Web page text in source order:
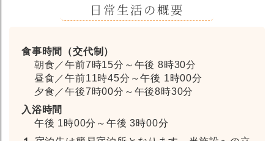
日常生活の概要
食事時間（交代制）
朝食／午前7時15分～午後 8時30分
昼食／午前11時45分～午後 1時00分
夕食／午後7時00分～午後8時30分
入浴時間
午後 1時00分～午後 3時00分